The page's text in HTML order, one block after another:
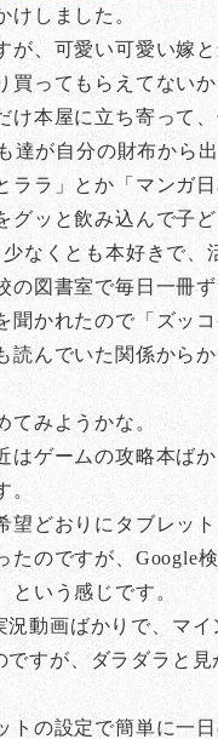
けしました。
が、可愛い可愛い嫁
買ってもらえてない
本屋に立ち寄って
達が自分の財布から
ララ」とか「マンガ
ッと飲み込んで子
なくとも本好きで、
の図書室で毎日一冊
かれたので「ズッ
読んでいた関係から
てみようかな。
ゲームの攻略本ばか
。
望どおりにタブレッ
のですが、Google
という感じです。
動画ばかりで、マイ
ですが、ダラダラと
トの設定で簡単に一